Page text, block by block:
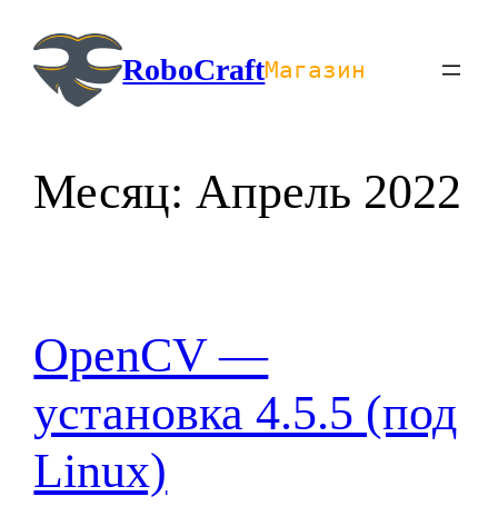
содержимомуRoboCraftМагазин
Месяц:Апрель 2022
OpenCV —
установка 4.5.5 (под
Linux)